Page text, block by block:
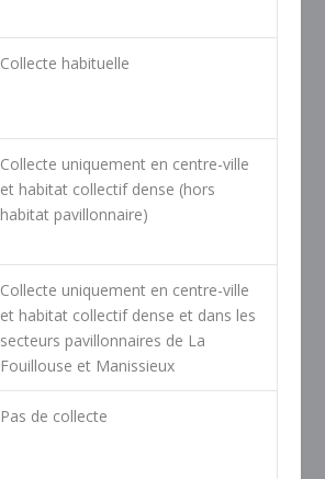
Collecte habituelle
Collecte uniquement en centre-ville
et habitat collectif dense (hors
habitat pavillonnaire)
Collecte uniquement en centre-ville
et habitat collectif dense et dans les
secteurs pavillonnaires de La
Fouillouse et Manissieux
Pas de collecte